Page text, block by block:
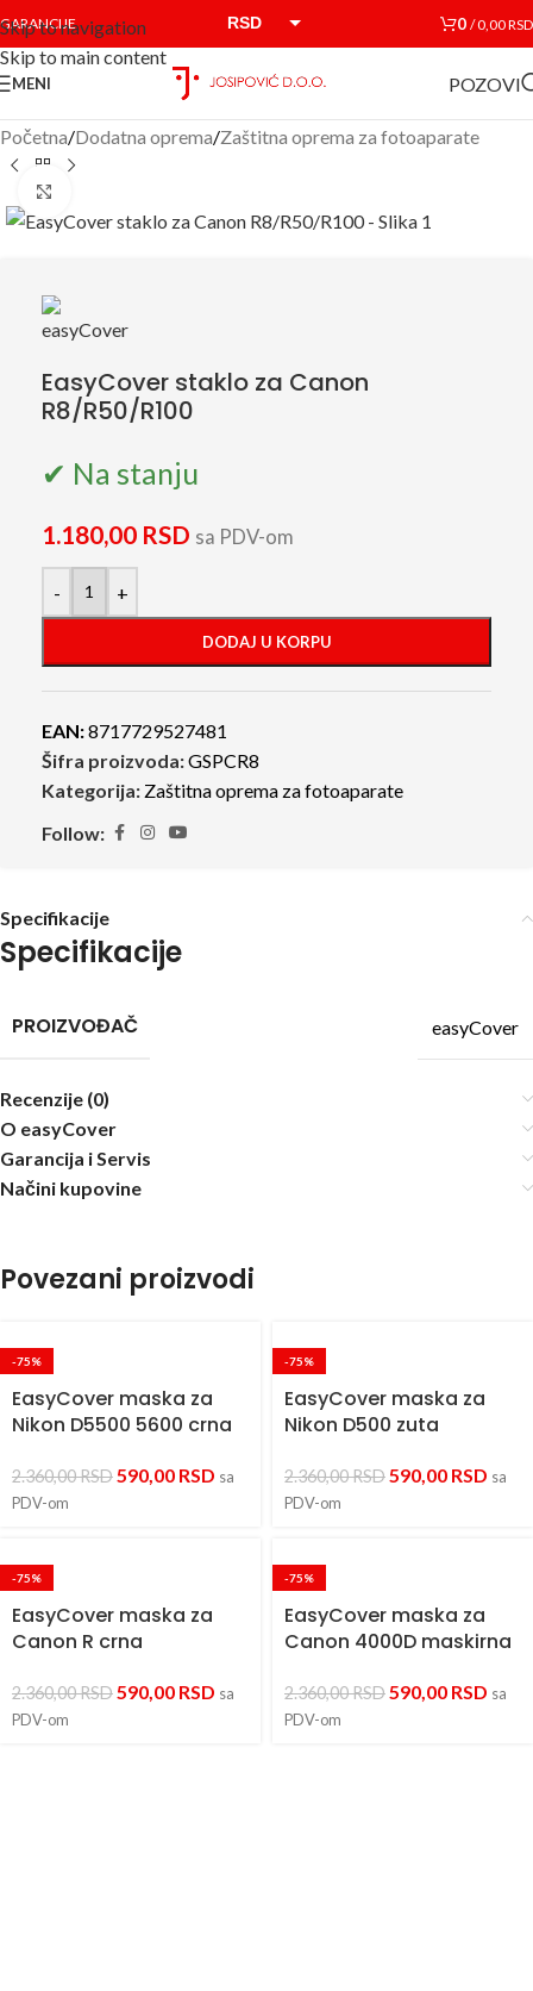
Skip to navigation
Skip to main content
GARANCIJE RSD 0 /0,00RSD
MENI POZOVI
Početna/Dodatna oprema/Zaštitna oprema za fotoaparate
EasyCover staklo za Canon
R8/R50/R100
✔ Na stanju
1.180,00 RSD sa PDV-om
- +
DODAJ U KORPU
EAN:8717729527481
Šifra proizvoda:GSPCR8
Kategorija: Zaštitna oprema za fotoaparate
Follow:
Specifikacije
Specifikacije
PROIZVOĐAČ easyCover
Recenzije (0)
O easyCover
Garancija i Servis
Načini kupovine
Povezani proizvodi
-75%
EasyCover maska za
Nikon D5500 5600 crna
2.360,00RSD590,00 RSD sa
PDV-om
-75%
EasyCover maska za
Nikon D500 zuta
2.360,00RSD590,00 RSD sa
PDV-om
-75%
EasyCover maska za
Canon R crna
2.360,00RSD590,00 RSD sa
PDV-om
-75%
EasyCover maska za
Canon 4000D maskirna
2.360,00RSD590,00 RSD sa
PDV-om